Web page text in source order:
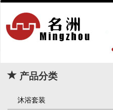
产品分类
沐浴套装